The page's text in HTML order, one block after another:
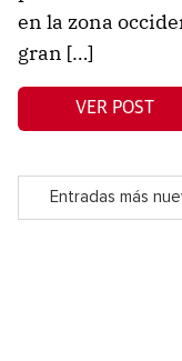
en la zona
gran […]
VER POST
Entradas más